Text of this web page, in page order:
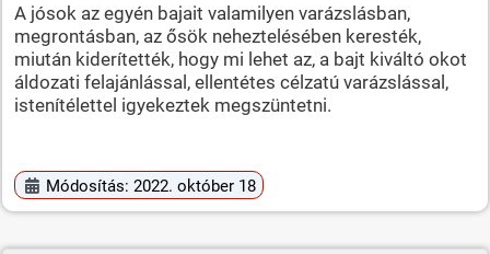
A jósok az egyén bajait valamilyen varázslásban,
megrontásban, az ősök neheztelésében keresték,
miután kiderítették, hogy mi lehet az, a bajt kiváltó okot
áldozati felajánlással, ellentétes célzatú varázslással,
istenítélettel igyekeztek megszüntetni.
Módosítás: 2022. október 18